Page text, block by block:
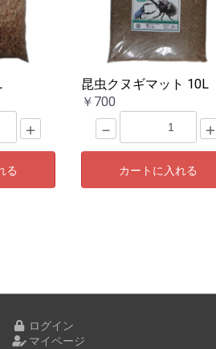
＋
る
昆虫クヌギマット 10L
￥700
－ ＋
カートに入れる
ログイン
マイページ